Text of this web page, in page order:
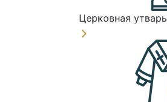
Церковная утварь